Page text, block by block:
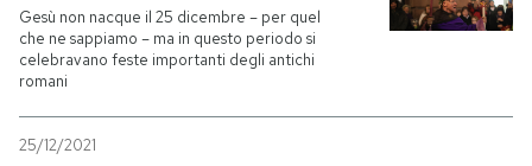
Gesù non nacque il 25 dicembre – per quel
che ne sappiamo – ma in questo periodo si
celebravano feste importanti degli antichi
romani
25/12/2021